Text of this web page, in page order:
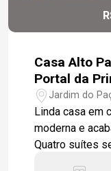
cozinha e
Casa Alto
Portal da
Jardim do
Linda casa em
moderna e
Quatro suítes